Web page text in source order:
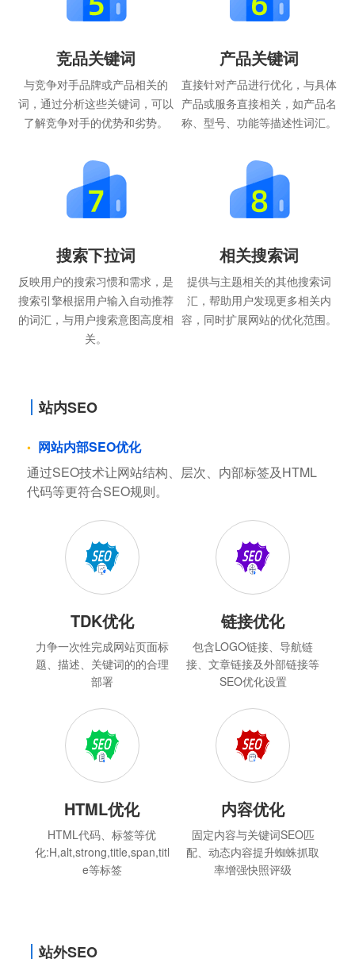
竞品关键词
与竞争对手品牌或产品相关的
词，通过分析这些关键词，可以
了解竞争对手的优势和劣势。
产品关键词
直接针对产品进行优化，与具体
产品或服务直接相关，如产品名
称、型号、功能等描述性词汇。
搜索下拉词
反映用户的搜索习惯和需求，是
搜索引擎根据用户输入自动推荐
的词汇，与用户搜索意图高度相
关。
相关搜索词
提供与主题相关的其他搜索词
汇，帮助用户发现更多相关内
容，同时扩展网站的优化范围。
站内SEO
网站内部SEO优化
通过SEO技术让网站结构、层次、内部标签及HTML
代码等更符合SEO规则。
TDK优化
力争一次性完成网站页面标
题、描述、关键词的的合理
部署
链接优化
包含LOGO链接、导航链
接、文章链接及外部链接等
SEO优化设置
HTML优化
HTML代码、标签等优
化:H,alt,strong,title,span,titl
e等标签
内容优化
固定内容与关键词SEO匹
配、动态内容提升蜘蛛抓取
率增强快照评级
站外SEO